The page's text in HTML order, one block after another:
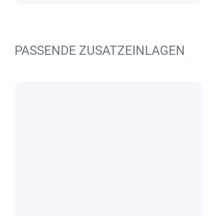
PASSENDE ZUSATZEINLAGEN